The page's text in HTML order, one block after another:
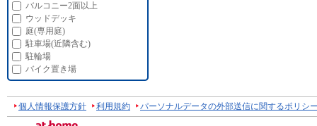
バルコニー2面以上
ウッドデッキ
庭(専用庭)
駐車場(近隣含む)
駐輪場
バイク置き場
個人情報保護方針 利用規約 パーソナルデータの外部送信に関するポリシ